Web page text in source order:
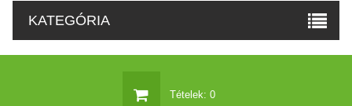
KATEGÓRIA
Tételek: 0